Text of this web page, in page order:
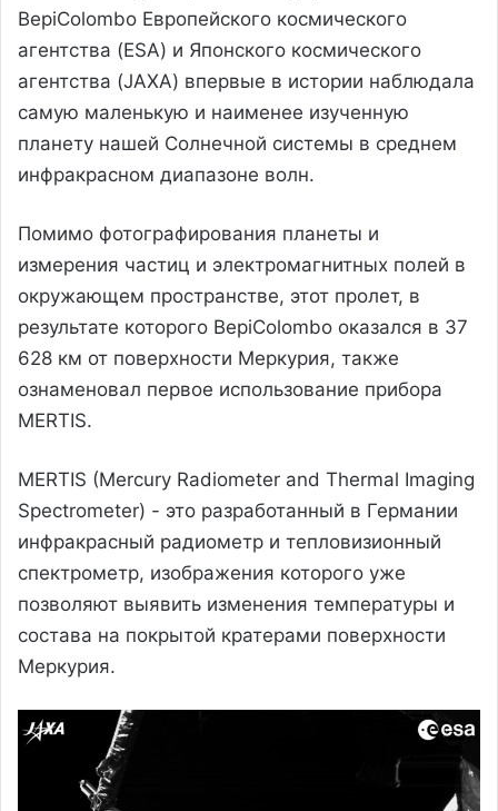
BepiColombo Европейского космического
агентства (ESA) и Японского космического
агентства (JAXA) впервые в истории наблюдала
самую маленькую и наименее изученную
планету нашей Солнечной системы в среднем
инфракрасном диапазоне волн.
Помимо фотографирования планеты и
измерения частиц и электромагнитных полей в
окружающем пространстве, этот пролет, в
результате которого BepiColombo оказался в 37
628 км от поверхности Меркурия, также
ознаменовал первое использование прибора
MERTIS.
MERTIS (Mercury Radiometer and Thermal Imaging
Spectrometer) - это разработанный в Германии
инфракрасный радиометр и тепловизионный
спектрометр, изображения которого уже
позволяют выявить изменения температуры и
состава на покрытой кратерами поверхности
Меркурия.